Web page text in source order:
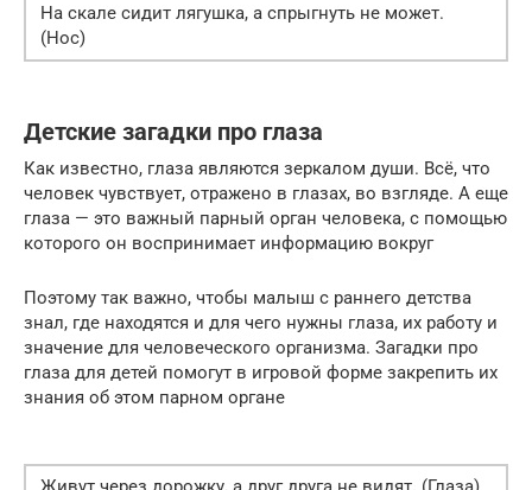
На скале сидит лягушка, а спрыгнуть не может.
(Нос)
Детские загадки про глаза
Как известно, глаза являются зеркалом души. Всё, что
человек чувствует, отражено в глазах, во взгляде. А еще
глаза — это важный парный орган человека, с помощью
которого он воспринимает информацию вокруг
Поэтому так важно, чтобы малыш с раннего детства
знал, где находятся и для чего нужны глаза, их работу и
значение для человеческого организма. Загадки про
глаза для детей помогут в игровой форме закрепить их
знания об этом парном органе